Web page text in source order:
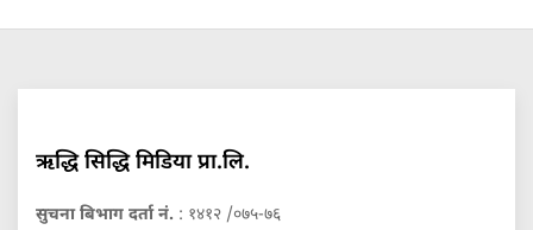
ऋद्धि सिद्धि मिडिया प्रा.लि.
सुचना बिभाग दर्ता नं. : १४१२ /०७५-७६